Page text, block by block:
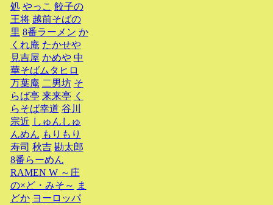
処 やっこ 餃子の
王将 越前そばの
里 8番ラーメン か
くれ庵 たかせや
見吉屋 かめや 中
華そばムタヒロ
万葉庵 二男坊 そ
らば亭 来来亭 く
らそば幸道 谷川
宗近 しゅんしゅ
んめん もりもり
寿司 秋吉 勘太郎
8番らーめん
RAMEN W ～庄
の×ど・みそ～ ま
どか ヨーロッパ